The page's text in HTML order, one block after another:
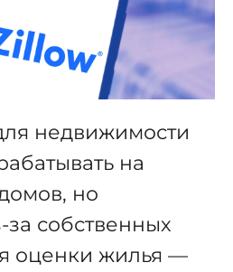
недвижимости
на
но
собственных
оценки жилья —